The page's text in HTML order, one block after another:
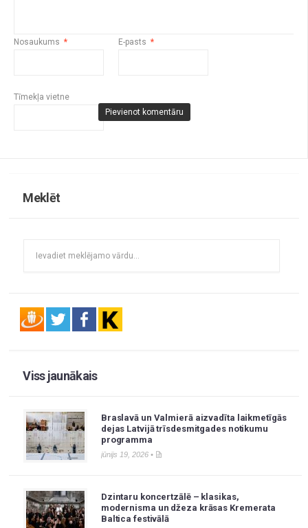
Nosaukums * E-pasts *
Tīmekļa vietne
Meklēt
Viss jaunākais
Braslavā un Valmierā aizvadīta laikmetīgās
dejas Latvijā trīsdesmitgades notikumu
programma
jūnijs 19, 2026 •
Dzintaru koncertzālē – klasikas,
modernisma un džeza krāsas Kremerata
Baltica festivālā